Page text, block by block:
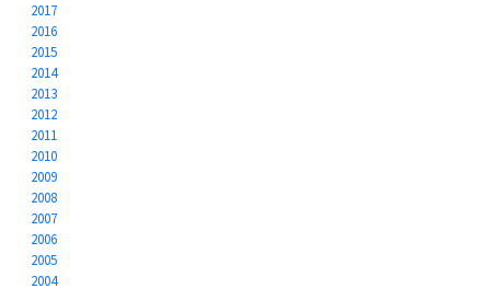
2017
2016
2015
2014
2013
2012
2011
2010
2009
2008
2007
2006
2005
2004